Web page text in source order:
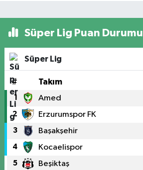
Süper Lig Puan Durumu
Süper Lig
# Takım
1 Amed
2 Erzurumspor FK
3 Başakşehir
4 Kocaelispor
5 Beşiktaş